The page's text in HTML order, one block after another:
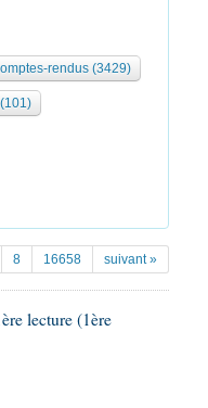
rendus (3429)
8 16658 suivant »
lecture (1ère